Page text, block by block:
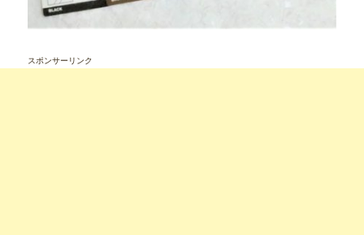
スポンサーリンク